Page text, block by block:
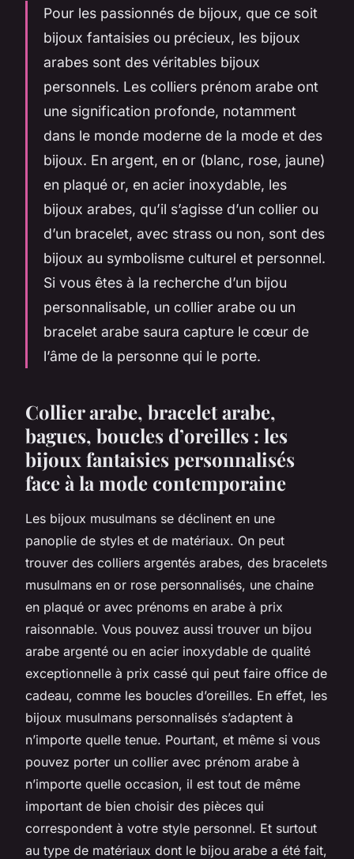
Pour les passionnés de bijoux, que ce soit
bijoux fantaisies ou précieux, les bijoux
arabes sont des véritables bijoux
personnels. Les colliers prénom arabe ont
une signification profonde, notamment
dans le monde moderne de la mode et des
bijoux. En argent, en or (blanc, rose, jaune)
en plaqué or, en acier inoxydable, les
bijoux arabes, qu’il s’agisse d’un collier ou
d’un bracelet, avec strass ou non, sont des
bijoux au symbolisme culturel et personnel.
Si vous êtes à la recherche d’un bijou
personnalisable, un collier arabe ou un
bracelet arabe saura capture le cœur de
l’âme de la personne qui le porte.
Collier arabe, bracelet arabe,
bagues, boucles d’oreilles : les
bijoux fantaisies personnalisés
face à la mode contemporaine
Les bijoux musulmans se déclinent en une
panoplie de styles et de matériaux. On peut
trouver des colliers argentés arabes, des bracelets
musulmans en or rose personnalisés, une chaine
en plaqué or avec prénoms en arabe à prix
raisonnable. Vous pouvez aussi trouver un bijou
arabe argenté ou en acier inoxydable de qualité
exceptionnelle à prix cassé qui peut faire office de
cadeau, comme les boucles d’oreilles. En effet, les
bijoux musulmans personnalisés s’adaptent à
n’importe quelle tenue. Pourtant, et même si vous
pouvez porter un collier avec prénom arabe à
n’importe quelle occasion, il est tout de même
important de bien choisir des pièces qui
correspondent à votre style personnel. Et surtout
au type de matériaux dont le bijou arabe a été fait,